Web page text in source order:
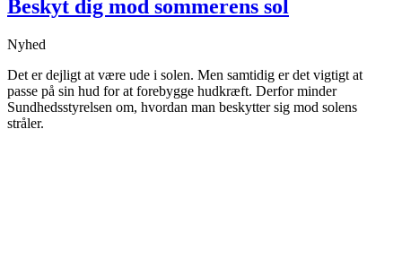
Beskyt dig mod sommerens sol
Nyhed
Det er dejligt at være ude i solen. Men samtidig er det vigtigt at
passe på sin hud for at forebygge hudkræft. Derfor minder
Sundhedsstyrelsen om, hvordan man beskytter sig mod solens
stråler.